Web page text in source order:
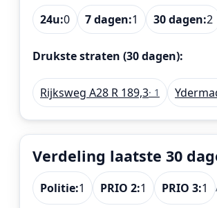
24u:0 7 dagen:1 30 dagen:2
Drukste straten (30 dagen):
Rijksweg A28 R 189,3· 1
Verdeling laatste 30
Politie:1 PRIO 2:1 PRIO 3:1